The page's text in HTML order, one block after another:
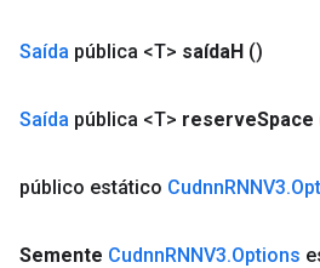
Saída pública <T> saídaH ()
Saída pública <T> reserveSpace
público estático CudnnRNNV3.
Semente CudnnRNNV3.Options